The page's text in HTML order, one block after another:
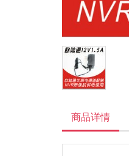
商品详情